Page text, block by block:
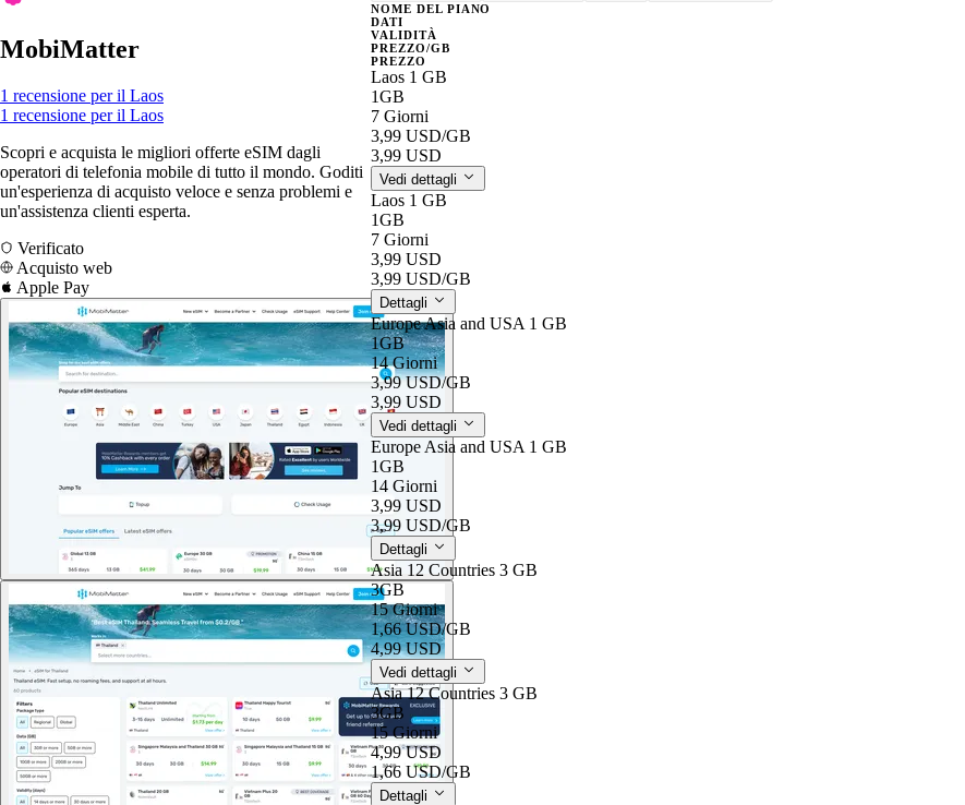
MobiMatter
1 recensione per il Laos
1 recensione per il Laos
Scopri e acquista le migliori offerte eSIM dagli
operatori di telefonia mobile di tutto il mondo. Goditi
un'esperienza di acquisto veloce e senza problemi e
un'assistenza clienti esperta.
Verificato
Acquisto web
Apple Pay
NOME DEL PIANO
DATI
VALIDITÀ
PREZZO/GB
PREZZO
Laos 1 GB
1GB
7 Giorni
3,99 USD/GB
3,99 USD
Vedi dettagli
Laos 1 GB
1GB
7 Giorni
3,99 USD
3,99 USD/GB
Dettagli
Europe Asia and USA 1 GB
1GB
14 Giorni
3,99 USD/GB
3,99 USD
Vedi dettagli
Europe Asia and USA 1 GB
1GB
14 Giorni
3,99 USD
3,99 USD/GB
Dettagli
Asia 12 Countries 3 GB
3GB
15 Giorni
1,66 USD/GB
4,99 USD
Vedi dettagli
Asia 12 Countries 3 GB
3GB
15 Giorni
4,99 USD
1,66 USD/GB
Dettagli